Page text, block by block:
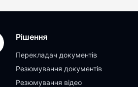
Рішення
Перекладач документів
Резюмування документів
Резюмування відео